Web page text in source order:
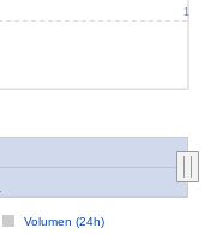
Volumen (24h)
1